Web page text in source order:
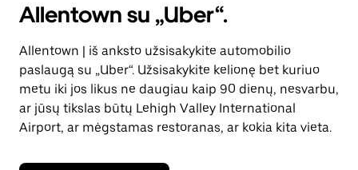
Allentown su „Uber“.
Allentown | iš anksto užsisakykite automobilio
paslaugą su „Uber“. Užsisakykite kelionę bet kuriuo
metu iki jos likus ne daugiau kaip 90 dienų, nesvarbu,
ar jūsų tikslas būtų Lehigh Valley International
Airport, ar mėgstamas restoranas, ar kokia kita vieta.